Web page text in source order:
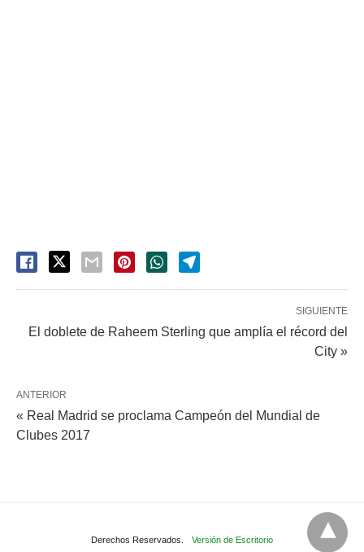
SIGUIENTE
El doblete de Raheem Sterling que amplía el récord del
City »
ANTERIOR
« Real Madrid se proclama Campeón del Mundial de
Clubes 2017
Derechos Reservados. Versión de Escritorio